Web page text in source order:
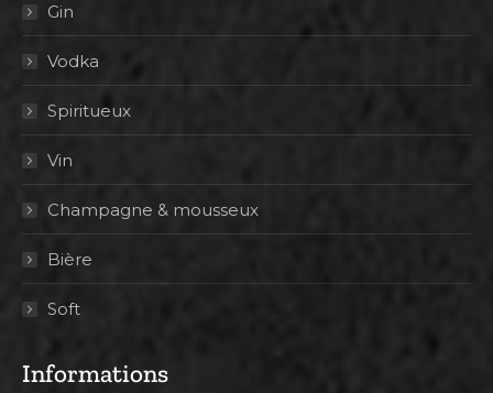
Gin
Vodka
Spiritueux
Vin
Champagne & mousseux
Bière
Soft
Informations